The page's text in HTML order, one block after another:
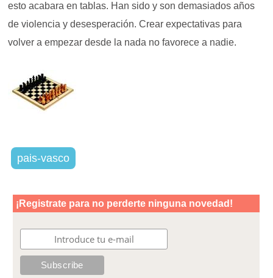
esto acabara en tablas. Han sido y son demasiados años
de violencia y desesperación. Crear expectativas para
volver a empezar desde la nada no favorece a nadie.
pais-vasco